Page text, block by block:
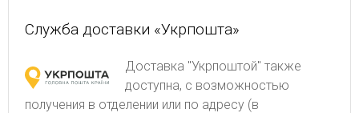
Служба доставки «Укрпошта»
Доставка "Укрпоштой" также
доступна, с возможностью
получения в отделении или по адресу (в